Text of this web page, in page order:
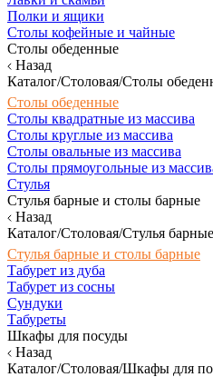
Полки и ящики
Столы кофейные и чайные
Столы обеденные
Назад
Каталог/Столовая/Столы
Столы обеденные
Столы квадратные из массива
Столы круглые из массива
Столы овальные из массива
Столы прямоугольные из
Стулья
Стулья барные и столы барные
Назад
Каталог/Столовая/Стулья
Стулья барные и столы барные
Табурет из дуба
Табурет из сосны
Сундуки
Табуреты
Шкафы для посуды
Назад
Каталог/Столовая/Шкафы для